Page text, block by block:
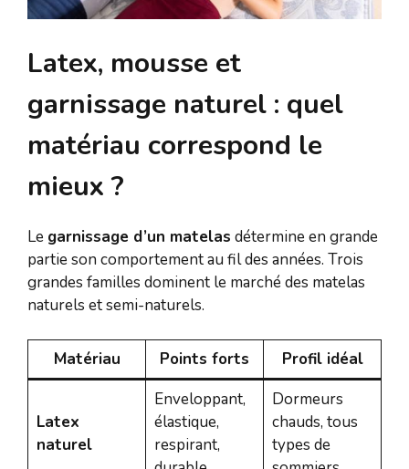
Latex, mousse et
garnissage naturel : quel
matériau correspond le
mieux ?
Le garnissage d’un matelas détermine en grande
partie son comportement au fil des années. Trois
grandes familles dominent le marché des matelas
naturels et semi-naturels.
Matériau Points forts Profil idéal
Latex
naturel
Enveloppant,
élastique,
respirant,
Dormeurs
chauds, tous
types de